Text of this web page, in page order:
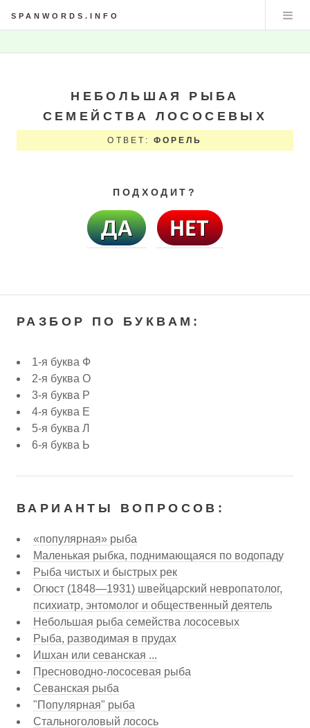
SPANWORDS.INFO
НЕБОЛЬШАЯ РЫБА
СЕМЕЙСТВА ЛОСОСЕВЫХ
ОТВЕТ:ФОРЕЛЬ
ПОДХОДИТ?
РАЗБОР ПО БУКВАМ:
1-я буква Ф
2-я буква О
3-я буква Р
4-я буква Е
5-я буква Л
6-я буква Ь
ВАРИАНТЫ ВОПРОСОВ:
«популярная» рыба
Маленькая рыбка, поднимающаяся по водопаду
Рыба чистых и быстрых рек
Огюст (1848—1931) швейцарский невропатолог,
психиатр, энтомолог и общественный деятель
Небольшая рыба семейства лососевых
Рыба, разводимая в прудах
Ишхан или севанская ...
Пресноводно-лососевая рыба
Севанская рыба
"Популярная" рыба
Стальноголовый лосось